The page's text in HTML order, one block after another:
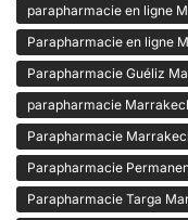
parapharmacie en ligne
Parapharmacie en ligne
Parapharmacie Guéliz
parapharmacie
Parapharmacie
Parapharmacie
Parapharmacie Targa